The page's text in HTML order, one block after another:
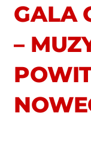
GALA
–